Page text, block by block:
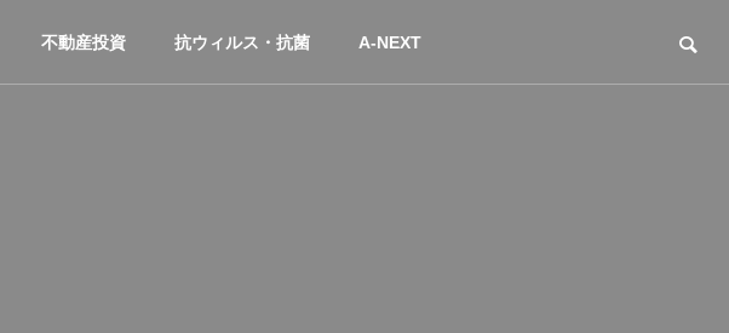
不動産投資 抗ウィルス・抗菌 A-NEXT